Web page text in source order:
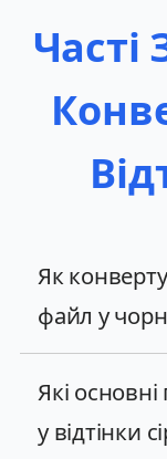
Часті
Як
файл у
Які
у відтінки